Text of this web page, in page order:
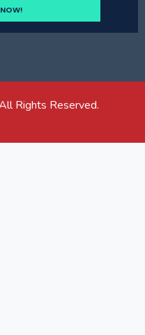
Rights Reserved.